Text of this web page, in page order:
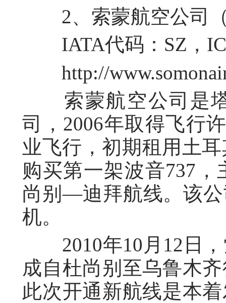
2、索蒙航空公司（
IATA代码：SZ，
http://
索蒙航空公司是塔
司，2006年取得飞行
业飞行，初期租用土
购买第一架波音737
尚别—迪拜航线。该公
机。
2010年10月12日，
成自杜尚别至乌鲁木
此次开通新航线是本